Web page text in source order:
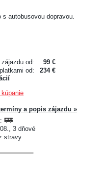
autobusovou dopravou.
zájazdu od:
99 €
od:
234 €
a popis zájazdu »
3 dňové
stravy